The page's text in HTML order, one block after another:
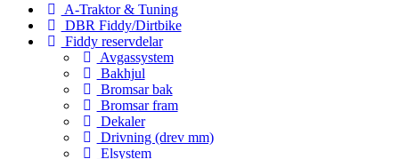
A-Traktor & Tuning
DBR Fiddy/Dirtbike
Fiddy reservdelar
Avgassystem
Bakhjul
Bromsar bak
Bromsar fram
Dekaler
Drivning (drev mm)
Elsystem